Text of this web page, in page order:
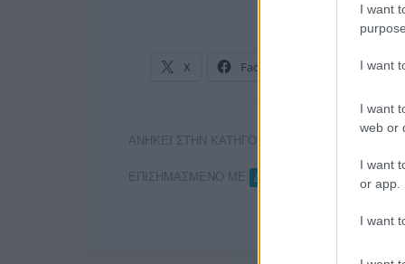
I want
I want
I want
web or
I want
or app.
I want
X Facebook LinkedIn
ΑΝΗΚΕΙ ΣΤΗΝ ΚΑΤΗΓΟΡΙΑ:
ΕΠΙΣΗΜΑΣΜΕΝΟ ΜΕ: ΔΟΛΟΦΟΝΙΑ